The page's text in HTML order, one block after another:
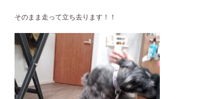
そのまま走って立ち去ります！！